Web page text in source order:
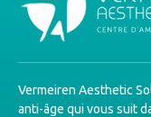
Vermeiren Aesthetic
anti-âge qui vous suit